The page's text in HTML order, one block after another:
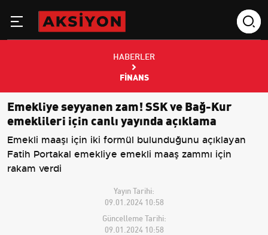
HABERLER
FINANS
Emekliye seyyanen zam! SSK ve Bağ-Kur
emeklileri için canlı yayında açıklama
Emekli maaşı için iki formül bulunduğunu açıklayan
Fatih Portakal emekliye emekli maaş zammı için
rakam verdi
Yayın Tarihi:
09.01.2024 10:58
Güncelleme Tarihi:
09.01.2024 10:58